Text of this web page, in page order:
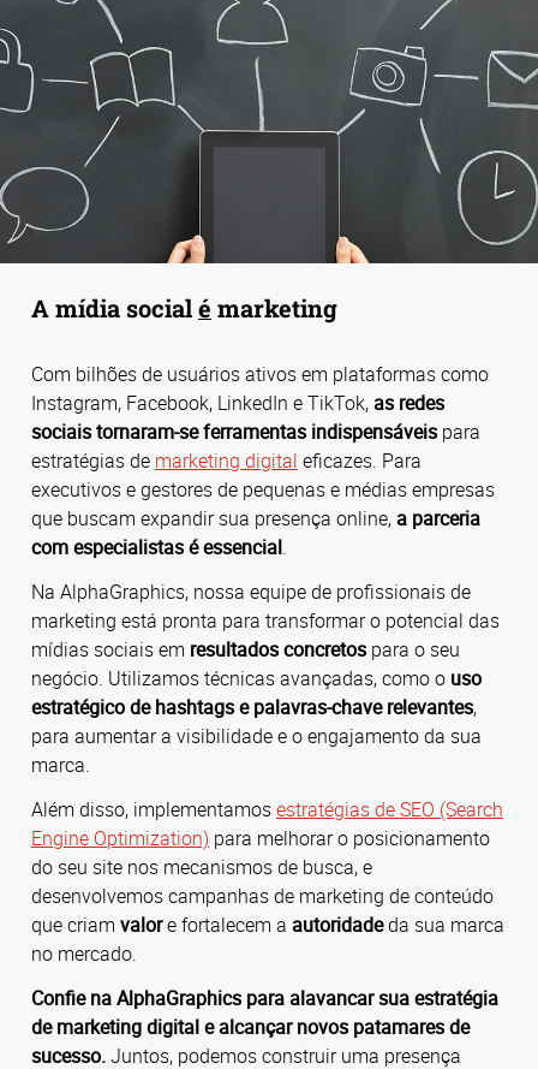
A mídia socialé marketing
Com bilhões de usuários ativos em plataformas como
Instagram, Facebook, LinkedIn e TikTok,as redes
sociais tornaram-se ferramentas indispensáveis para
estratégias de marketing digital eficazes. Para
executivos e gestores de pequenas e médias empresas
que buscam expandir sua presença online,a parceria
com especialistas é essencial.
Na AlphaGraphics, nossa equipe de profissionais de
marketing está pronta para transformar o potencial das
mídias sociais em resultados concretos para o seu
negócio. Utilizamos técnicas avançadas, como o uso
estratégico de hashtags e palavras-chave relevantes,
para aumentar a visibilidade e o engajamento da sua
marca.
Além disso, implementamosestratégias de SEO (Search
Engine Optimization) para melhorar o posicionamento
do seu site nos mecanismos de busca, e
desenvolvemos campanhas de marketing de conteúdo
que criam valore fortalecem a autoridadeda sua marca
no mercado.
Confie na AlphaGraphics para alavancar sua estratégia
de marketing digital e alcançar novos patamares de
sucesso.Juntos, podemos construir uma presença